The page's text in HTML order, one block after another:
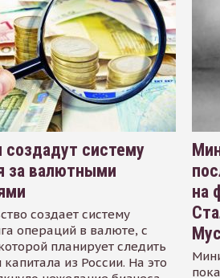
создадут систему
за валютными
создает систему
операций в валюте, с
планирует следить
капитала из России. На это
на